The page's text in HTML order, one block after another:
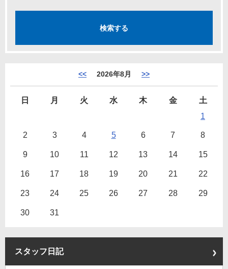
<< 2026年8月 >>
日 月 火 水 木 金
土
1
2 3 4 5 6 7 8
9 10 11 12 13 14 15
16 17 18 19 20 21 22
23 24 25 26 27 28 29
30 31
スタッフ日記